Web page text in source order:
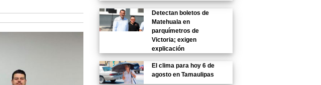
Detectan boletos de
Matehuala en
parquímetros de
Victoria; exigen
explicación
El clima para hoy 6 de
agosto en Tamaulipas